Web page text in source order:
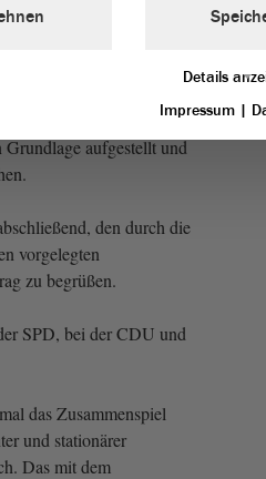
im
Gesetzentwurfs auch auf
der
ein gutes. Damit ist
im Land auf einer
Grundlage aufgestellt und
den durch die
vorgelegten
zu begrüßen.
SPD, bei der CDU und
das Zusammenspiel
und stationärer
Das mit dem
Details
Impressum |